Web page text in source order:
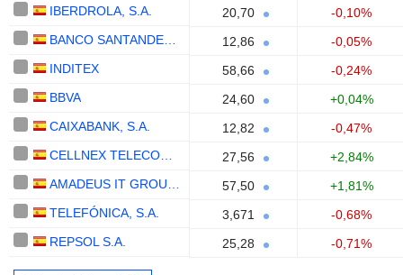
IBERDROLA, S.A. 20,70
-0,10%
12,86
-0,05%
INDITEX
58,66
-0,24%
BBVA
24,60
+0,04%
CAIXABANK, S.A.
12,82
-0,47%
27,56
+2,84%
57,50
+1,81%
TELEFÓNICA, S.A.
3,671
-0,68%
REPSOL S.A.
25,28 -0,71%